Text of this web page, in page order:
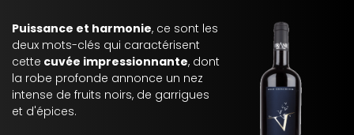
Puissance et harmonie, ce sont les
deux mots-clés qui caractérisent
cette cuvée impressionnante, dont
la robe profonde annonce un nez
intense de fruits noirs, de garrigues
et d'épices.